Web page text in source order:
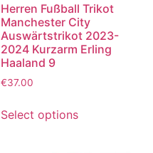
Herren Fußball Trikot
Manchester City
Auswärtstrikot 2023-
2024 Kurzarm Erling
Haaland 9
€37.00
Select options